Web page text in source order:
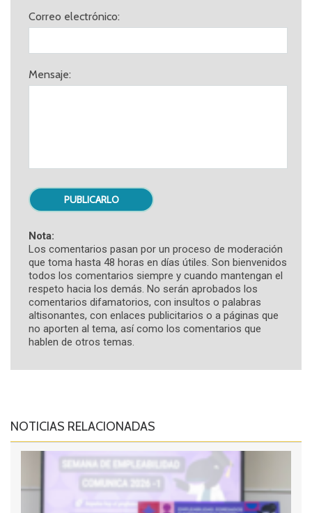
Correo electrónico:
Mensaje:
Nota:
Los comentarios pasan por un proceso de moderación
que toma hasta 48 horas en días útiles. Son bienvenidos
todos los comentarios siempre y cuando mantengan el
respeto hacia los demás. No serán aprobados los
comentarios difamatorios, con insultos o palabras
altisonantes, con enlaces publicitarios o a páginas que
no aporten al tema, así como los comentarios que
hablen de otros temas.
NOTICIAS RELACIONADAS